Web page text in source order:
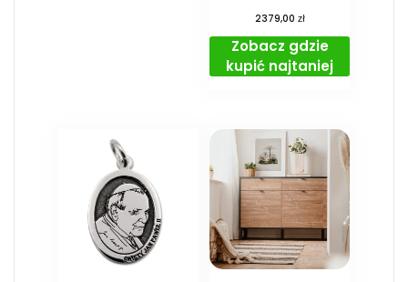
2379,00 zł
Zobacz gdzie
kupić najtaniej